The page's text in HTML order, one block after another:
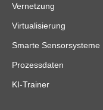
Vernetzung
Virtualisierung
Smarte Sensorsysteme
Prozessdaten
KI-Trainer